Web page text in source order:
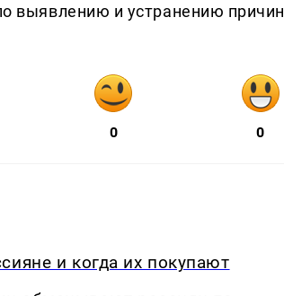
выявлению и устранению причин
0 0
и когда их покупают